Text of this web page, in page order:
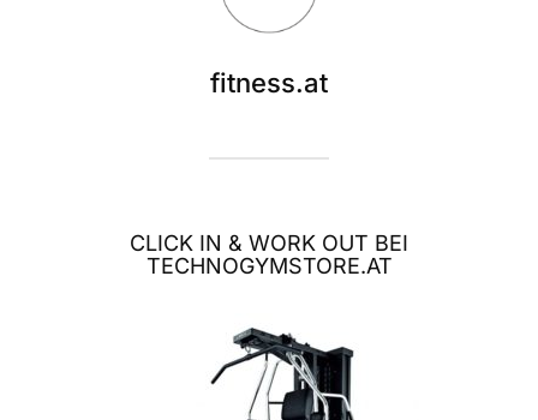
fitness.at
CLICK IN & WORK OUT BEI
TECHNOGYMSTORE.AT